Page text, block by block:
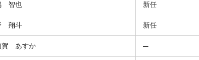
智也 新任
翔斗 新任
賀 あすか